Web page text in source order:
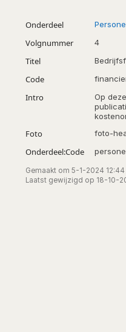
Onderdeel
Volgnummer 4
Titel
Code
Intro
Op
Foto foto-
Onderdeel:Code
Gemaakt om 5-1-2024 12:44
Laatst gewijzigd op 18-10-